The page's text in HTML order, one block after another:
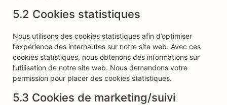
5.2 Cookies statistiques
Nous utilisons des cookies statistiques afin d’optimiser
l’expérience des internautes sur notre site web. Avec ces
cookies statistiques, nous obtenons des informations sur
l’utilisation de notre site web. Nous demandons votre
permission pour placer des cookies statistiques.
5.3 Cookies de marketing/suivi